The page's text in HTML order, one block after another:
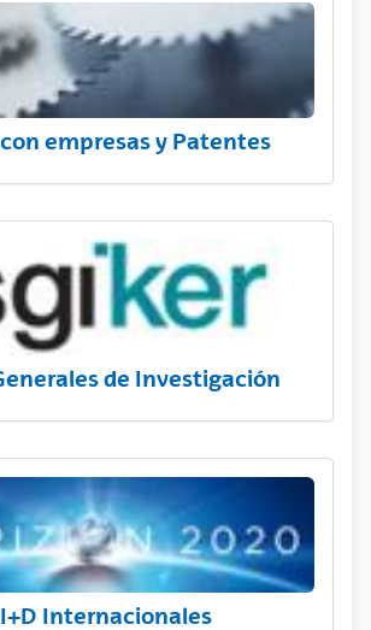
empresas y Patentes
de Investigación
Internacionales